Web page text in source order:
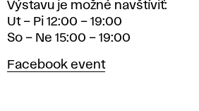
Výstavu je možné navštíviť:
Ut – Pi 12:00 – 19:00
So – Ne 15:00 – 19:00
Facebook event